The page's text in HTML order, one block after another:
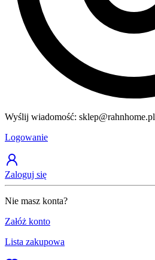
Wyślij wiadomość: sklep@rahnhome.pl
Logowanie
Zaloguj się
Nie masz konta?
Załóż konto
Lista zakupowa